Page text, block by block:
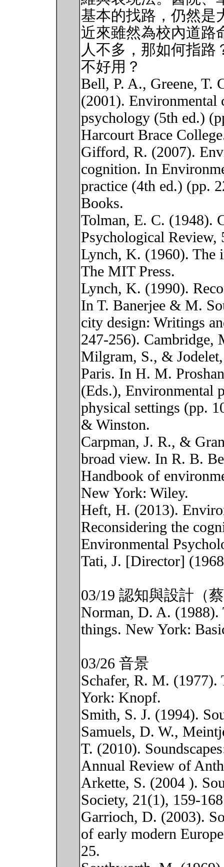
基本的找路，仍然是
近來雖然為校內道路
人不多，那如何指路
不好用？
Bell, P. A., Greene, T.
(2001).
psychology (5th ed.)
Harcourt Brace
Gifford, R. (2007).
cognition. In
practice (4th ed.) (pp.
Books.
Tolman, E. C. (1948).
Psychological Review,
Lynch, K. (1960). The
The MIT Press.
Lynch, K. (1990).
In T. Banerjee & M.
city design: Writings
247-256). Cambridge,
Milgram, S., &
Paris. In H. M.
(Eds.), Environmental
physical settings (pp.
& Winston.
Carpman, J. R., &
broad view. In R. B.
Handbook of
New York: Wiley.
Heft, H. (2013).
Reconsidering the
Environmental
Tati, J. [Director]
03/19 認知與設計（
Norman, D. A. (1988).
things. New York:
03/26 音景
Schafer, R. M.
York: Knopf.
Smith, S. J. (1994).
Samuels, D. W.,
T. (2010).
Annual Review of
Arkette, S. (2004 ).
Society, 21(1), 159-
Garrioch, D. (2003).
of early modern
25.